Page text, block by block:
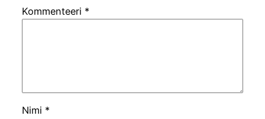
Kommenteeri *
Nimi *